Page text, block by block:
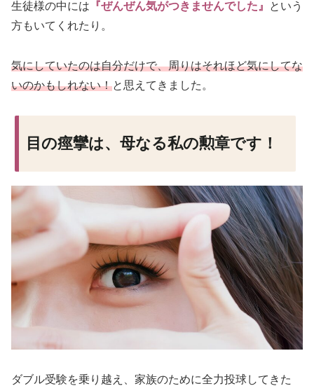
生徒様の中には 『ぜんぜん気がつきませんでした』
という
方もいてくれたり。
気にしていたのは自分だけで、周りはそれほど気にしてな
いのかもしれない！と思えてきました。
目の痙攣は、母なる私の勲章です！
ダブル受験を乗り越え、家族のために全力投球してきた